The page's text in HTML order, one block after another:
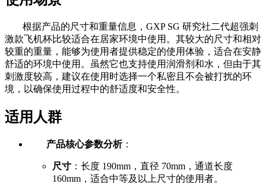
根据产品的尺寸和重量信息，GXP SG 研究社二代超强刺
激款飞机杯比较适合在居家环境中使用。其较大的尺寸和相对
较重的重量，能够为使用者提供稳定的使用体验，适合在安静
舒适的环境中使用。虽然它也支持使用润滑剂和水，但由于其
刺激度较高，建议在使用时选择一个私密且不会被打扰的环
境，以确保使用过程中的舒适度和安全性。
适用人群
产品核心参数分析：
尺寸 ：长度 190mm，直径 70mm，通道长度
160mm，适合中等及以上尺寸的使用者。